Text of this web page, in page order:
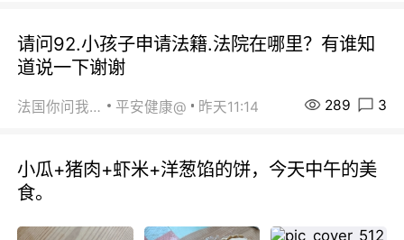
请问92.小孩子申请法籍.法院在哪里？有谁知
道说一下谢谢
法国你问我答 平安健康@ 昨天11:14 289 3
小瓜+猪肉+虾米+洋葱馅的饼，今天中午的美
食。